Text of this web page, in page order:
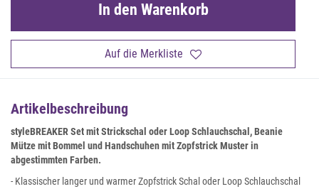
Auf die Merkliste
In den Warenkorb
Artikelbeschreibung
styleBREAKER Set mit Strickschal oder Loop Schlauchschal, Beanie
Mütze mit Bommel und Handschuhen mit Zopfstrick Muster in
abgestimmten Farben.
- Klassischer langer und warmer Zopfstrick Schal oder Loop Schlauchschal